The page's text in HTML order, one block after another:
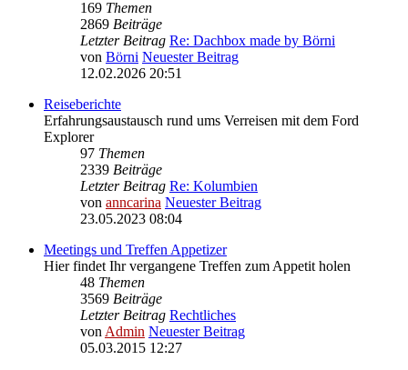
169 Themen
2869 Beiträge
Letzter Beitrag Re: Dachbox made by Börni
von Börni Neuester Beitrag
12.02.2026 20:51
Reiseberichte
Erfahrungsaustausch rund ums Verreisen mit dem Ford
Explorer
97 Themen
2339 Beiträge
Letzter Beitrag Re: Kolumbien
von anncarina Neuester Beitrag
23.05.2023 08:04
Meetings und Treffen Appetizer
Hier findet Ihr vergangene Treffen zum Appetit holen
48 Themen
3569 Beiträge
Letzter Beitrag Rechtliches
vonAdmin Neuester Beitrag
05.03.2015 12:27